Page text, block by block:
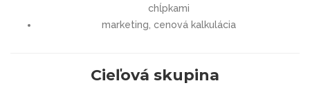
chĺpkami
marketing, cenová kalkulácia
Cieľová skupina